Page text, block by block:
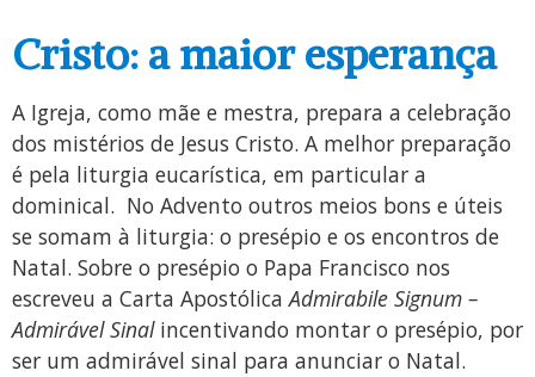
Cristo: a maior esperança
A Igreja, como mãe e mestra, prepara a celebração
dos mistérios de Jesus Cristo. A melhor preparação
é pela liturgia eucarística, em particular a
dominical. No Advento outros meios bons e úteis
se somam à liturgia: o presépio e os encontros de
Natal. Sobre o presépio o Papa Francisco nos
escreveu a Carta ApostólicaAdmirabile Signum –
Admirável Sinal incentivando montar o presépio, por
ser um admirável sinal para anunciar o Natal.